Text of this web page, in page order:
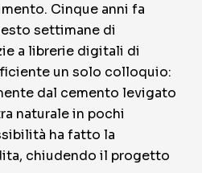
Cinque anni fa
settimane di
a librerie digitali di
un solo colloquio:
dal cemento levigato
naturale in pochi
ha fatto la
chiudendo il progetto